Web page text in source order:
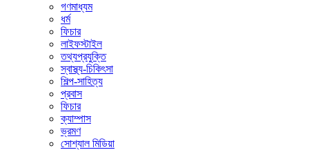
গণমাধ্যম
ধর্ম
ফিচার
লাইফস্টাইল
তথ্যপ্রযুক্তি
স্বাস্থ্য-চিকিৎসা
শিল্প-সাহিত্য
প্রবাস
ফিচার
ক্যাম্পাস
ভ্রমণ
সোশ্যাল মিডিয়া